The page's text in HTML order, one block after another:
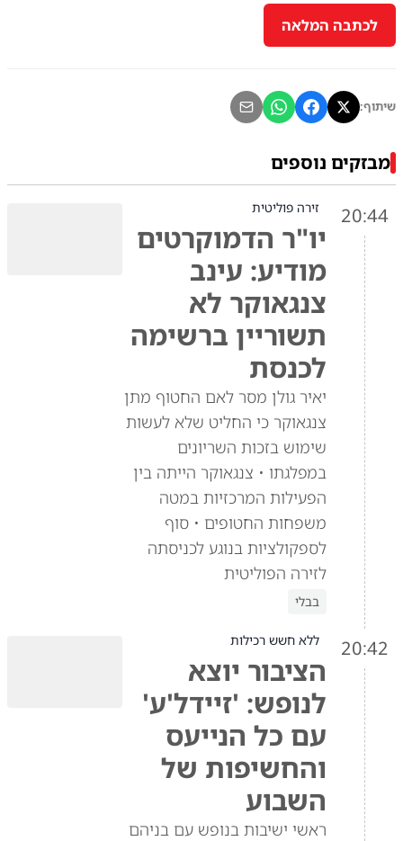
לכתבה המלאה
שיתוף:
מבזקים נוספים
20:44 זירה פוליטית
יו"ר הדמוקרטים
מודיע: עינב
צנגאוקר לא
תשוריין ברשימה
לכנסת
יאיר גולן מסר לאם החטוף מתן
צנגאוקר כי החליט שלא לעשות
שימוש בזכות השריונים
במפלגתו • צנגאוקר הייתה בין
הפעילות המרכזיות במטה
משפחות החטופים • סוף
לספקולציות בנוגע לכניסתה
לזירה הפוליטית
בבלי
20:42 ללא חשש רכילות
הציבור יוצא
לנופש: 'זיידל'ע'
עם כל הנייעס
והחשיפות של
השבוע
ראשי ישיבות בנופש עם בניהם